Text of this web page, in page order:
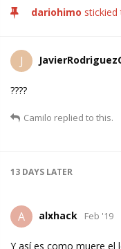
dariohimo stickied
J
????
Camilo replied to this.
13 DAYS LATER
A alxhack Feb '19
Y así es como muere el